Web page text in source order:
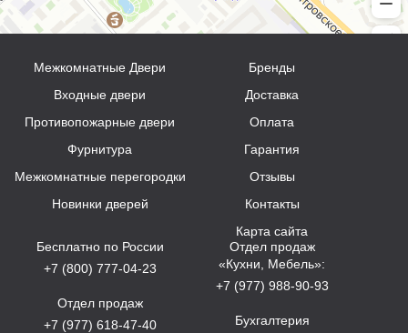
Межкомнатные Двери
Входные двери
Противопожарные двери
Фурнитура
Межкомнатные перегородки
Новинки дверей
Бренды
Доставка
Оплата
Гарантия
Отзывы
Контакты
Карта сайта
Бесплатно по России
+7 (800) 777-04-23
Отдел продаж
+7 (977) 618-47-40
Отдел продаж
«Кухни, Мебель»:
+7 (977) 988-90-93
Бухгалтерия